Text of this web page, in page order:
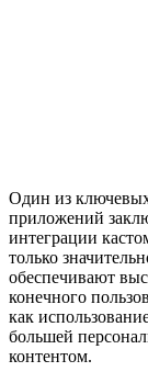
Один из
приложений
интеграции
только
обеспечивают
конечного
как
большей
контентом.